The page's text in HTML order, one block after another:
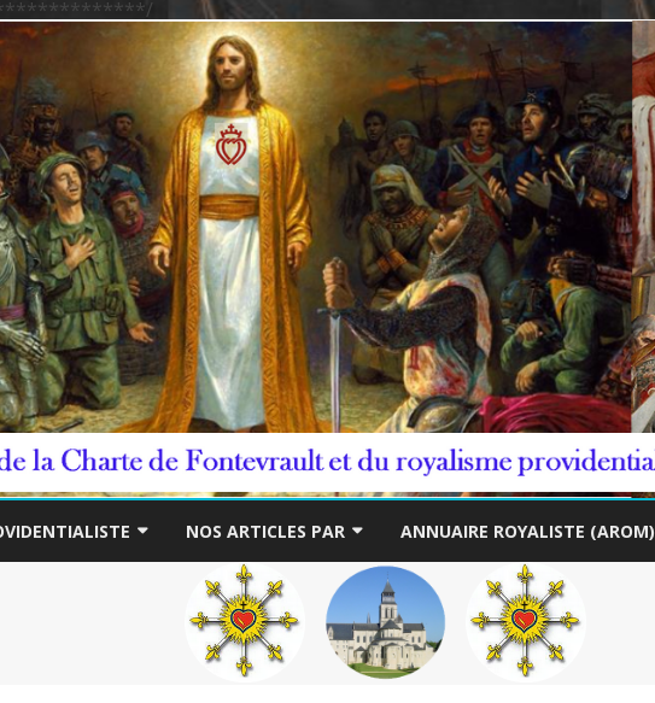
to
NOS ARTICLES PAR
THÉME
AUTEUR
ANNUAIRE ROYALISTE (AROM)